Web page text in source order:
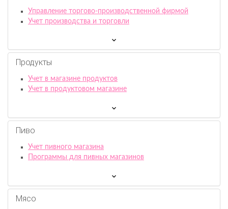
Управление торгово-производственной фирмой
Учет производства и торговли
Продукты
Учет в магазине продуктов
Учет в продуктовом магазине
Пиво
Учет пивного магазина
Программы для пивных магазинов
Мясо